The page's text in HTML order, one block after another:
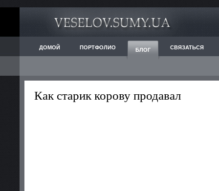
ДОМОЙ ПОРТФОЛИО БЛОГ СВЯЗАТЬСЯ
Как старик корову продавал